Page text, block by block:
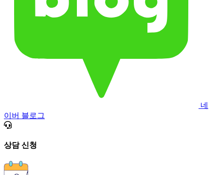
네
이버 블로그
상담 신청